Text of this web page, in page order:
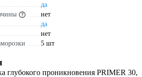
да
нет
да
нет
5 шт
глубокого проникновения PRIMER 30,